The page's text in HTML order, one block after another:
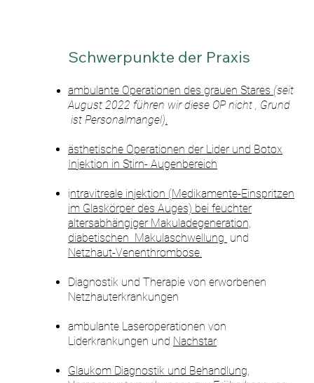
Schwerpunkte der Praxis
ambulante Operationen des grauen Stares (seit
August 2022 führen wirdiese OP nicht , Grund
ist Personalmangel).
ästhetische Operationen der Lider und Botox
Injektion in Stirn- Augenbereich
intravitreale injektion (Medikamente-Einspritzen
im Glaskörper des Auges) bei feuchter
altersabhängiger Makuladegeneration,
diabetischen Makulaschwellung und
Netzhaut-Venenthrombose.
Diagnostik und Therapie von erworbenen
Netzhauterkrankungen
ambulante Laseroperationen von
Liderkrankungen und Nachstar​
Glaukom Diagnostik und Behandlung,